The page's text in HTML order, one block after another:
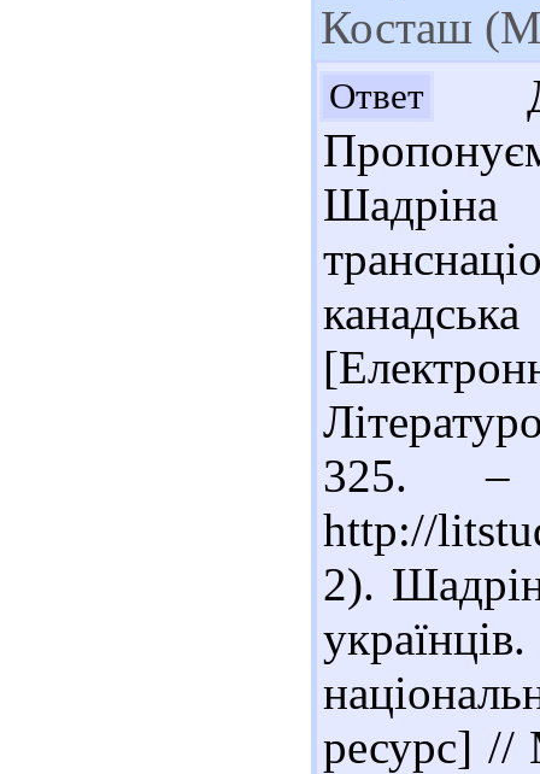
Косташ
Ответ
325.
http://
2).
ресурс] //